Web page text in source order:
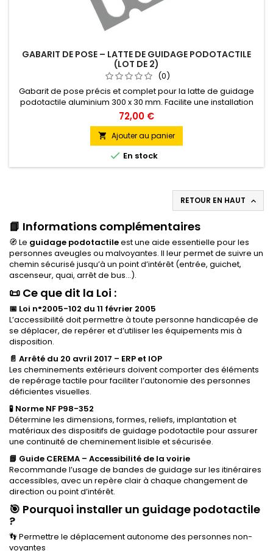
GABARIT DE POSE – LATTE DE GUIDAGE PODOTACTILE
(LOT DE 2)
(0)
Gabarit de pose précis et complet pour la latte de guidage
podotactile aluminium 300 x 30 mm. Facilite une installation
conforme aux normes PMR pour un cheminement sécurisé et
accessible.
72,00 €
 Ajouter au panier
 En stock
RETOUR EN HAUT 
📘 Informations complémentaires
🧭 Le guidage podotactileest une aide essentielle pour les
personnes aveugles ou malvoyantes. Il leur permet de suivre un
chemin sécurisé jusqu’à un point d’intérêt (entrée, guichet,
ascenseur, quai, arrêt de bus...).
📜 Ce que dit la Loi :
📅 Loi n°2005-102 du 11 février 2005
L’accessibilité doit permettre à toute personne handicapée de
se déplacer, de repérer et d’utiliser les équipements mis à
disposition.
📄 Arrêté du 20 avril 2017 – ERP et IOP
Les cheminements extérieurs doivent comporter des éléments
de repérage tactile pour faciliter l’autonomie des personnes
déficientes visuelles.
🧪 Norme NF P98-352
Détermine les dimensions, formes, reliefs, implantation et
matériaux des dispositifs de guidage podotactile pour assurer
une continuité de cheminement lisible et sécurisée.
📘 Guide CEREMA – Accessibilité de la voirie
Recommande l’usage de bandes de guidage sur les itinéraires
accessibles, avec un repère clair à chaque changement de
direction ou point d’intérêt.
🎯 Pourquoi installer un guidage podotactile
?
👣 Permettre le déplacement autonome des personnes non-
voyantes